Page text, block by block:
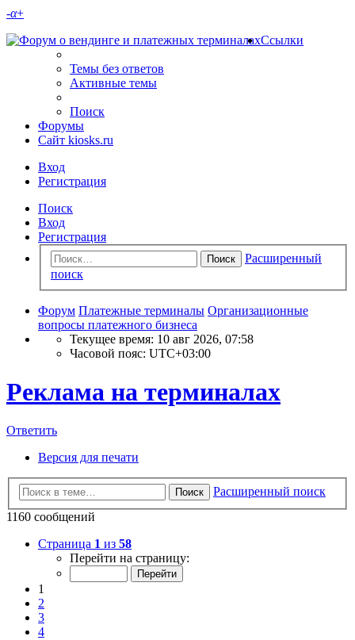
-α+
Ссылки
Темы без ответов
Активные темы
Поиск
Форумы
Сайт kiosks.ru
Вход
Регистрация
Поиск
Вход
Регистрация
Поиск
Расширенный
поиск
Форум Платежные терминалы Организационные
вопросы платежного бизнеса
Текущее время: 10 авг 2026, 07:58
Часовой пояс: UTC+03:00
Реклама на терминалах
Ответить
Версия для печати
Поиск
Расширенный поиск
1160 сообщений
Страница 1 из 58
Перейти на страницу:
1
2
3
4